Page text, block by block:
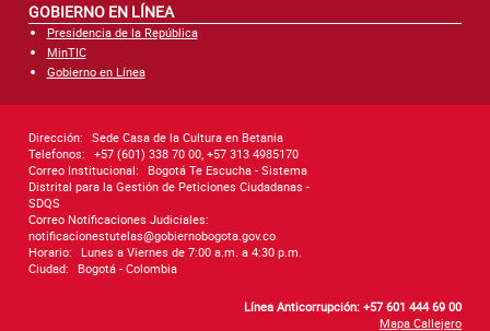
GOBIERNO EN LÍNEA
Presidencia de la República
MinTIC
Gobierno en Línea
Dirección: Sede Casa de la Cultura en Betania
Telefonos: +57 (601) 338 70 00, +57 313 4985170
Correo Institucional:
Bogotá Te Escucha - Sistema
Distrital para la Gestión de Peticiones Ciudadanas -
SDQS
Correo Notificaciones Judiciales:
notificacionestutelas@gobiernobogota.gov.co
Horario:
Lunes a Viernes de 7:00 a.m. a 4:30 p.m.
Ciudad:
Bogotá - Colombia
Línea Anticorrupción: +57 601 444 69 00
Mapa Callejero